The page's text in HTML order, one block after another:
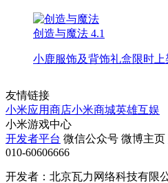
创造与魔法 4.1
小鹿服饰及背饰礼盒限时上
友情链接
小米应用商店小米商城英雄互娱
小米游戏中心
开发者平台 微信公众号 微博主页
010-60606666
开发者：北京瓦力网络科技有限